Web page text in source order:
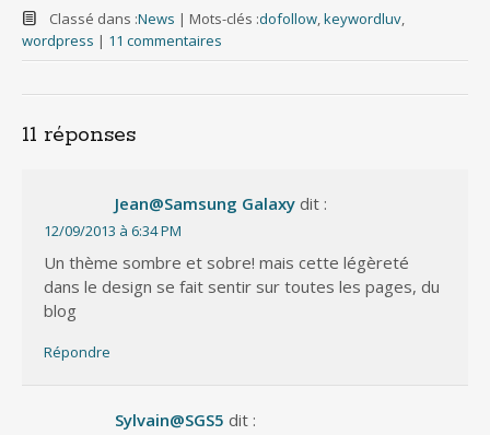
Classé dans :News | Mots-clés :dofollow,keywordluv,
wordpress | 11 commentaires
11 réponses
Jean@Samsung Galaxy dit :
12/09/2013 à 6:34 PM
Un thème sombre et sobre! mais cette légèreté
dans le design se fait sentir sur toutes les pages, du
blog
Répondre
Sylvain@SGS5 dit :